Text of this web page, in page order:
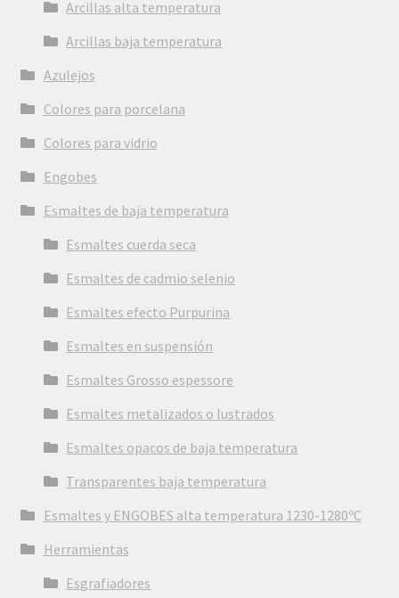
Arcillas alta temperatura
Arcillas baja temperatura
Azulejos
Colores para porcelana
Colores para vidrio
Engobes
Esmaltes de baja temperatura
Esmaltes cuerda seca
Esmaltes de cadmio selenio
Esmaltes efecto Purpurina
Esmaltes en suspensión
Esmaltes Grosso espessore
Esmaltes metalizados o lustrados
Esmaltes opacos de baja temperatura
Transparentes baja temperatura
Esmaltes y ENGOBES alta temperatura 1230-1280ºC
Herramientas
Esgrafiadores